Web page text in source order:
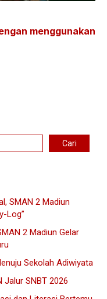
menggunakan
Cari
SMAN 2 Madiun
Log”
2 Madiun Gelar
Sekolah Adiwiyata
Jalur SNBT 2026